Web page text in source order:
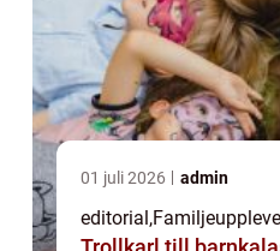
01 juli 2026 admin
editorial,